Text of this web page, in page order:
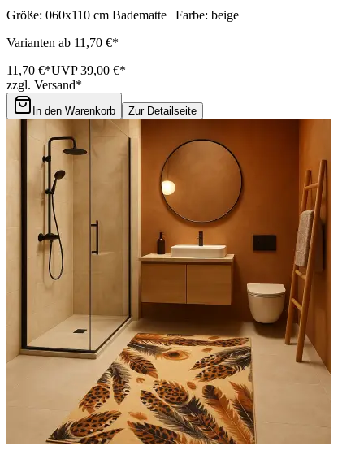
Größe: 060x110 cm Badematte | Farbe: beige
Varianten ab 11,70 €*
11,70 €*UVP 39,00 €*
zzgl. Versand*
In den Warenkorb Zur Detailseite